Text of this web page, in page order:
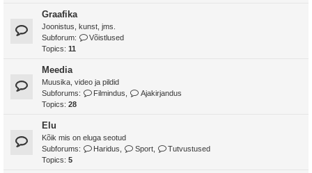
Graafika
Joonistus, kunst, jms.
Subforum:
Võistlused
Topics: 11
Meedia
Muusika, video ja pildid
Subforums:
Filmindus
Ajakirjandus
Topics: 28
Elu
Kõik mis on eluga seotud
Subforums:
Haridus Sport,
Tutvustused
Topics: 5